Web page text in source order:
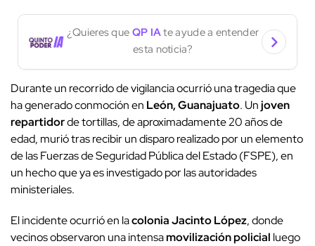
¿Quieres que QP IAte ayude a entender
esta noticia?
Durante un recorrido de vigilancia ocurrió una tragedia que
ha generado conmoción en León, Guanajuato. Unjoven
repartidorde tortillas, de aproximadamente 20 años de
edad, murió tras recibir un disparo realizado por un elemento
de las Fuerzas de Seguridad Pública del Estado (FSPE), en
un hecho que ya es investigado por las autoridades
ministeriales.
El incidente ocurrió en lacolonia Jacinto López, donde
vecinos observaron una intensamovilización policial luego